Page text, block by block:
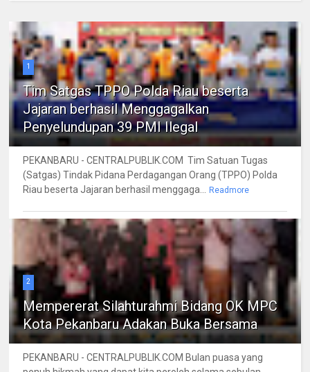
1
Tim Satgas TPPO Polda Riau beserta
Jajaran berhasil Menggagalkan
Penyelundupan 39 PMI Ilegal
PEKANBARU - CENTRALPUBLIK.COM Tim Satuan Tugas
(Satgas) Tindak Pidana Perdagangan Orang (TPPO) Polda
Riau beserta Jajaran berhasil menggaga...
Readmore
2
Mempererat Silahturahmi Bidang OK MPC
Kota Pekanbaru Adakan Buka Bersama
PEKANBARU - CENTRALPUBLIK.COM Bulan puasa yang